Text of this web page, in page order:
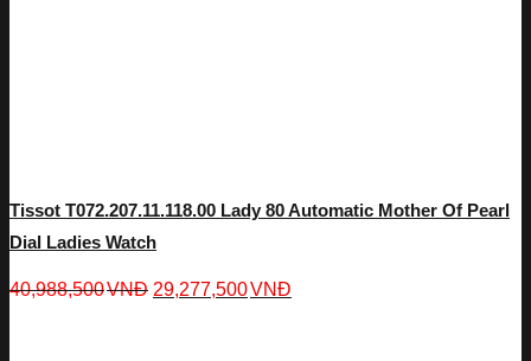
Tissot T072.207.11.118.00 Lady 80 Automatic Mother Of Pearl
Dial Ladies Watch
40,988,500VNĐ 29,277,500VNĐ